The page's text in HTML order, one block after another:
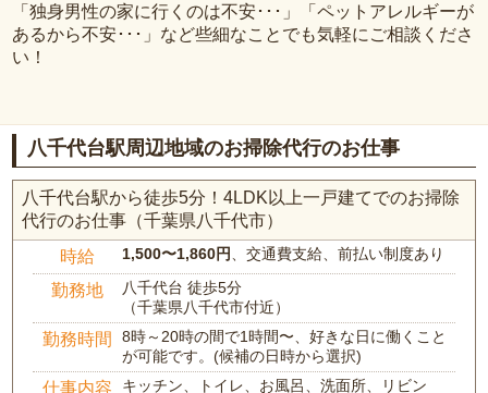
「独身男性の家に行くのは不安･･･」「ペットアレルギーが
あるから不安･･･」など些細なことでも気軽にご相談くださ
い！
八千代台駅周辺地域のお掃除代行のお仕事
八千代台駅から徒歩5分！4LDK以上一戸建てでのお掃除
代行のお仕事（千葉県八千代市）
時給 1,500〜1,860円、交通費支給、前払い制度あり
勤務地
八千代台 徒歩5分
（千葉県八千代市付近）
勤務時間
8時～20時の間で1時間〜、好きな日に働くこと
が可能です。(候補の日時から選択)
仕事内容 キッチン、トイレ、お風呂、洗面所、リビン